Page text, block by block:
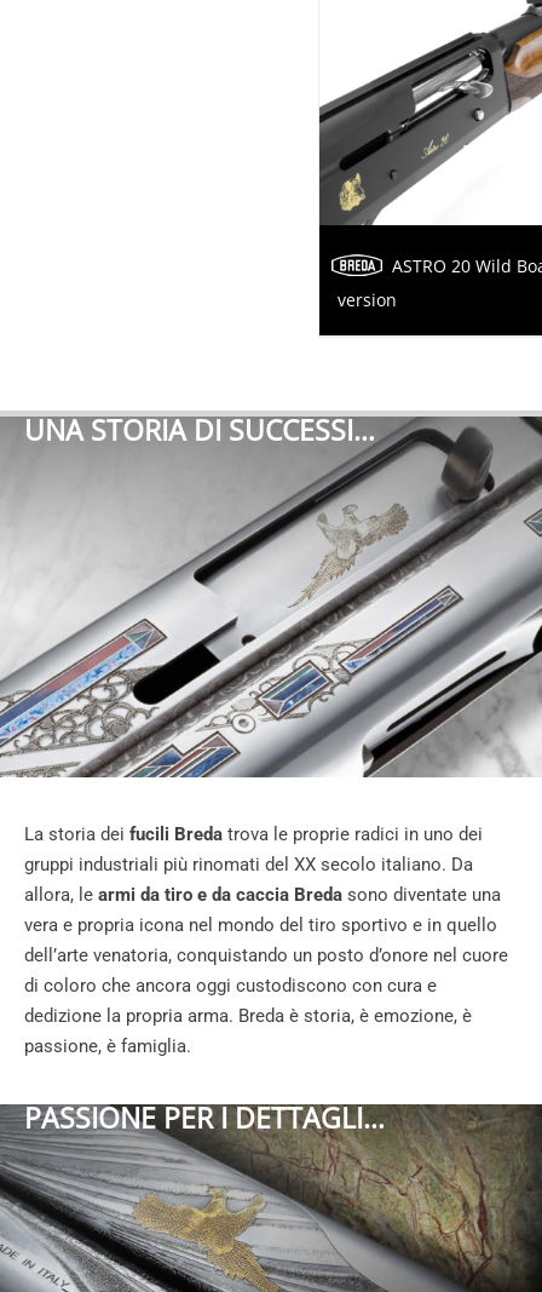
ASTRO 20 Wild
version
UNA STORIA DI SUCCESSI…
La storia dei fucili Breda trova le proprie radici in uno dei
gruppi industriali più rinomati del XX secolo italiano. Da
allora, le armi da tiro e da caccia Breda sono diventate una
vera e propria icona nel mondo del tiro sportivo e in quello
dell’arte venatoria, conquistando un posto d’onore nel cuore
di coloro che ancora oggi custodiscono con cura e
dedizione la propria arma. Breda è storia, è emozione, è
passione, è famiglia.
PASSIONE PER I DETTAGLI…